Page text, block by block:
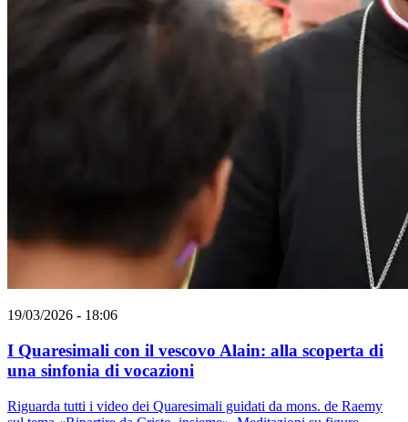
19/03/2026 - 18:06
I Quaresimali con il vescovo Alain: alla scoperta di
una sinfonia di vocazioni
Riguarda tutti i video dei Quaresimali guidati da mons. de Raemy